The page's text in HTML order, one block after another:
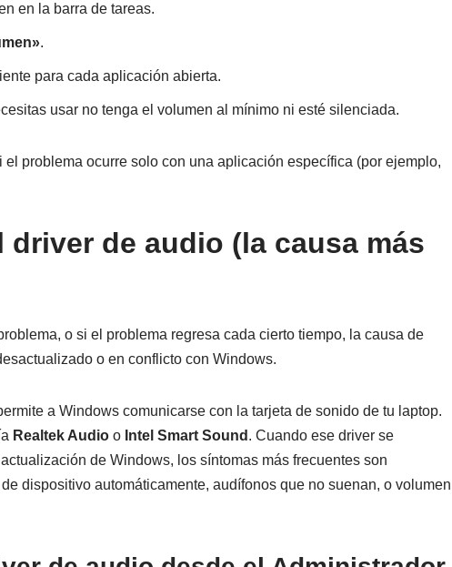
en la barra de tareas.
.
para cada aplicación abierta.
usar no tenga el volumen al mínimo ni esté silenciada.
problema ocurre solo con una aplicación específica (por ejemplo,
driver de audio (la causa más
o si el problema regresa cada cierto tiempo, la causa de
o en conflicto con Windows.
a Windows comunicarse con la tarjeta de sonido de tu laptop.
Realtek Audio o Intel Smart Sound . Cuando ese driver se
de Windows, los síntomas más frecuentes son
dispositivo automáticamente, audífonos que no suenan, o volumen